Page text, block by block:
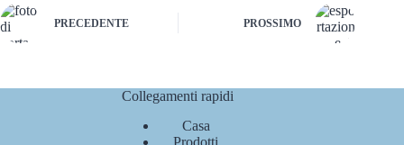
PRECEDENTE PROSSIMO
Collegamenti rapidi
Casa
Prodotti